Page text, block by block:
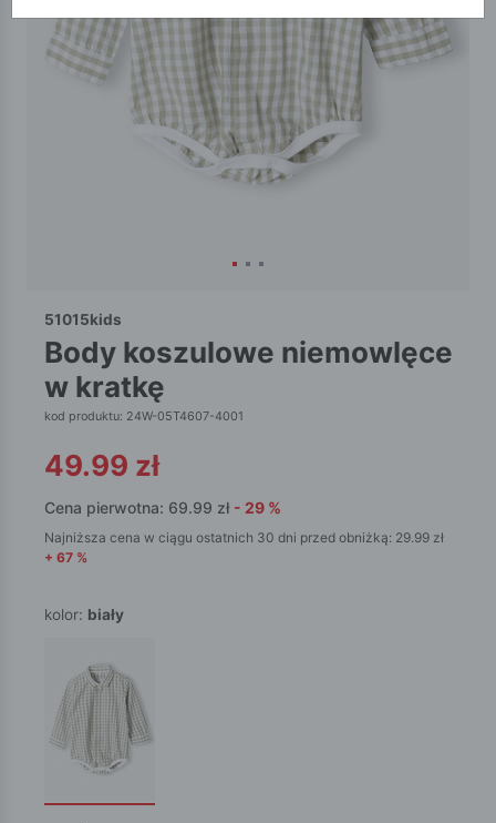
51015kids
body koszulowe niemowlęce
w kratkę
kod produktu: 24W-05T4607-4001
49.99 zł
Cena pierwotna: 69.99 zł - 29 %
Najniższa cena w ciągu ostatnich 30 dni przed obniżką: 29.99 zł
+ 67 %
kolor: biały